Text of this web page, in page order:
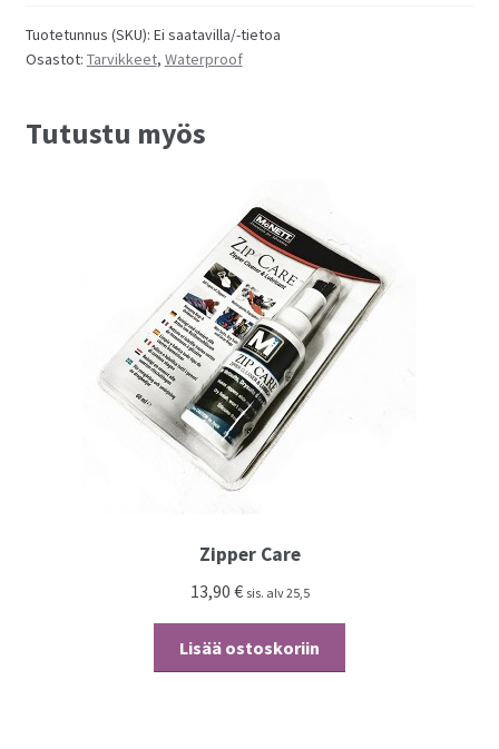
Neopreeni
kaulamansetti
määrä
Tuotetunnus (SKU): Ei saatavilla/-tietoa
Osastot: Tarvikkeet, Waterproof
Tutustu myös
Zipper Care
13,90 € sis. alv 25,5
Lisää ostoskoriin